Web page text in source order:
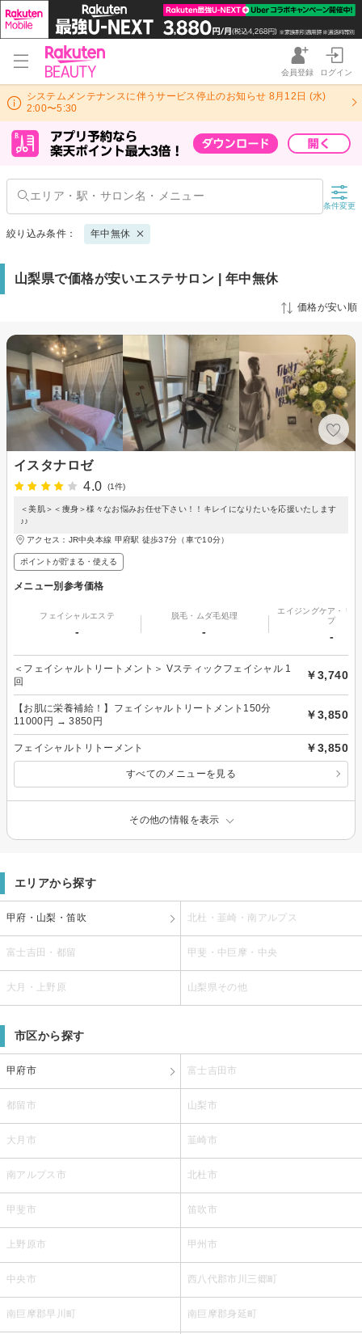
会員登録 ログイン
システムメンテナンスに伴うサービス停止のお知らせ 8月12日 (水)
2:00〜5:30
条件変更
絞り込み条件： 年中無休
山梨県で価格が安いエステサロン | 年中無休
価格が安い順
イスタナロゼ
4.0
(1件)
＜美肌＞＜痩身＞様々なお悩みお任せ下さい！！キレイになりたいを応援いたします
♪♪
アクセス：JR中央本線 甲府駅 徒歩37分（車で10分）
ポイントが貯まる・使える
メニュー別参考価格
フェイシャルエステ
-
脱毛・ムダ毛処理
-
エイジングケア・リ
プ
-
＜フェイシャルトリートメント＞ Vスティックフェイシャル 1
回
￥3,740
【お肌に栄養補給！】フェイシャルトリートメント150分
11000円 → 3850円
￥3,850
フェイシャルトリトーメント ￥3,850
すべてのメニューを見る
その他の情報を表示
エリアから探す
甲府・山梨・笛吹 北杜・韮崎・南アルプス
富士吉田・都留 甲斐・中巨摩・中央
大月・上野原 山梨県その他
市区から探す
甲府市 富士吉田市
都留市 山梨市
大月市 韮崎市
南アルプス市 北杜市
甲斐市 笛吹市
上野原市 甲州市
中央市 西八代郡市川三郷町
南巨摩郡早川町 南巨摩郡身延町